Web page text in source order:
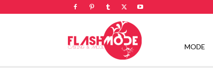
Flashmode
MODE